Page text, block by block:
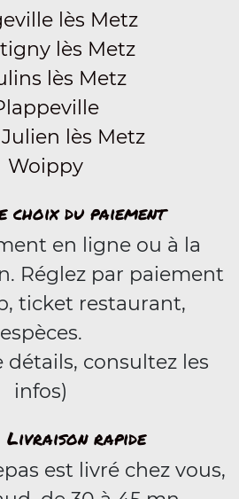
lès Metz
lès Metz
lès Metz
lès Metz
Woippy
choix du paiement
en ligne ou à la
Réglez par paiement
ticket restaurant,
espèces.
détails, consultez les
infos)
Livraison rapide
est livré chez vous,